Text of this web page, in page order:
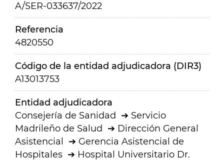
A/SER-033637/2022
Referencia
4820550
Código de la entidad adjudicadora (DIR3)
A13013753
Entidad adjudicadora
Consejería de Sanidad
Servicio
Madrileño de Salud
Dirección General
Asistencial
Gerencia Asistencial de
Hospitales
Hospital Universitario Dr.